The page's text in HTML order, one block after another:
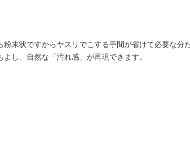
末状ですからヤスリでこする手間が省けて必要な分
し、自然な「汚れ感」が再現できます。